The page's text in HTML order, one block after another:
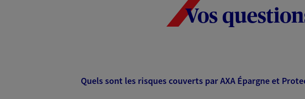
Vos
Quels sont les risques couverts par AXA Épargne et